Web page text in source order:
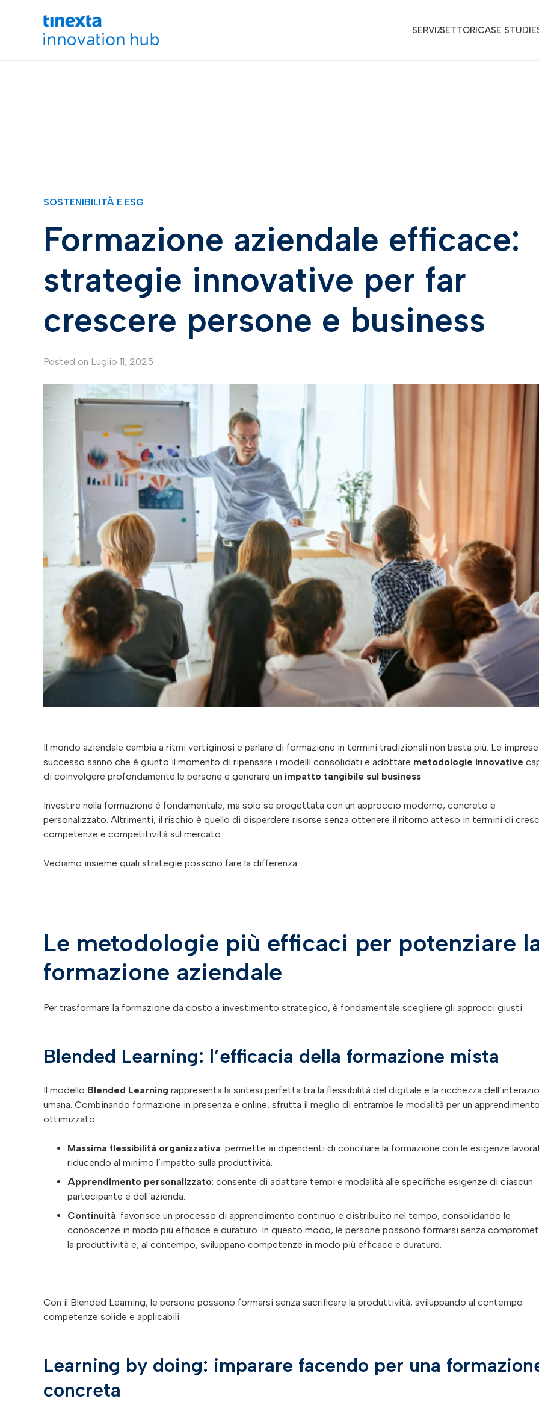
SERVIZISETTORICASE
SOSTENIBILITÀ E ESG
Formazione aziendale efficace:
strategie innovative per far
crescere persone e business
Posted on Luglio 11, 2025
Il mondo aziendale cambia a ritmi vertiginosi e parlare di formazione in termini tradizionali non basta più. Le
successo sanno che è giunto il momento di ripensare i modelli consolidati e adottare metodologie innovative
di coinvolgere profondamente le persone e generare un impatto tangibile sul business.
Investire nella formazione è fondamentale, ma solo se progettata con un approccio moderno, concreto e
personalizzato. Altrimenti, il rischio è quello di disperdere risorse senza ottenere il ritorno atteso in termini di
competenze e competitività sul mercato.
Vediamo insieme quali strategie possono fare la differenza.
Le metodologie più efficaci per potenziare
formazione aziendale
Per trasformare la formazione da costo a investimento strategico, è fondamentale scegliere gli approcci giusti.
Blended Learning: l’efficacia della formazione mista
Il modello Blended Learning rappresenta la sintesi perfetta tra la flessibilità del digitale e la ricchezza
umana. Combinando formazione in presenza e online, sfrutta il meglio di entrambe le modalità per un apprendimento
ottimizzato:
Massima flessibilità organizzativa: permette ai dipendenti di conciliare la formazione con le esigenze
riducendo al minimo l’impatto sulla produttività.
Apprendimento personalizzato: consente di adattare tempi e modalità alle specifiche esigenze di ciascun
partecipante e dell’azienda.
Continuità: favorisce un processo di apprendimento continuo e distribuito nel tempo, consolidando le
conoscenze in modo più efficace e duraturo. In questo modo, le persone possono formarsi senza
la produttività e, al contempo, sviluppano competenze in modo più efficace e duraturo.
Con il Blended Learning, le persone possono formarsi senza sacrificare la produttività, sviluppando al contempo
competenze solide e applicabili.
Learning by doing: imparare facendo per una
concreta